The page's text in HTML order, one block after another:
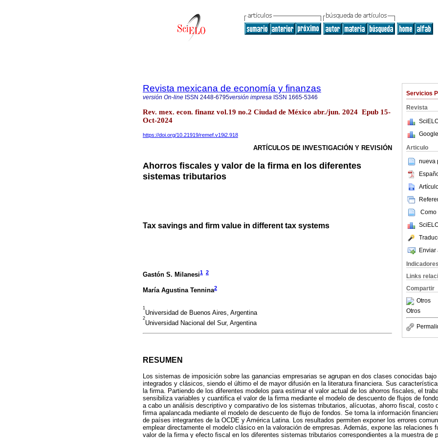
Servicios
Revista
Articulo
nueva
Como
Enviar
Links
Compartir
Otros
Otros
Revista mexicana de economía y finanzas
versión On-line ISSN 2448-6795versión impresa ISSN 1665-5346
Rev. mex. econ. finanz vol.19 no.2 Ciudad de México abr./jun. 2024 Epub 15-
Oct-2024
https://doi.org/10.21919/remef.v19i2.918
ARTÍCULOS DE INVESTIGACIÓN Y REVISIÓN
Ahorros fiscales y valor de la firma en los diferentes
sistemas tributarios
Tax savings and firm value in different tax systems
Gastón S. Milanesi1 2
María Agustina Tennina2
1
Universidad de Buenos Aires, Argentina
2
Universidad Nacional del Sur, Argentina
RESUMEN
Los sistemas de imposición sobre las ganancias empresarias se agrupan en dos clases conocidas
integrados y clásicos, siendo el último el de mayor difusión en la literatura financiera. Sus
la firma. Partiendo de los diferentes modelos para estimar el valor actual de los ahorros fiscales, el
sensibiliza variables y cuantifica el valor de la firma mediante el modelo de descuento de flujos de
a cabo un análisis descriptivo y comparativo de los sistemas tributarios, alícuotas, ahorro fiscal, costo
firma apalancada mediante el modelo de descuento de flujo de fondos. Se toma la información
de países integrantes de la OCDE y América Latina. Los resultados permiten exponer los errores
emplear directamente el modelo clásico en la valoración de empresas. Además, expone las relaciones
valor de la firma y efecto fiscal en los diferentes sistemas tributarios correspondientes a la muestra de